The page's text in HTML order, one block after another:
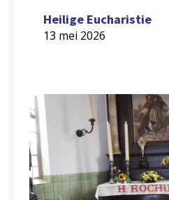
Heilige Eucharistie
13 mei 2026